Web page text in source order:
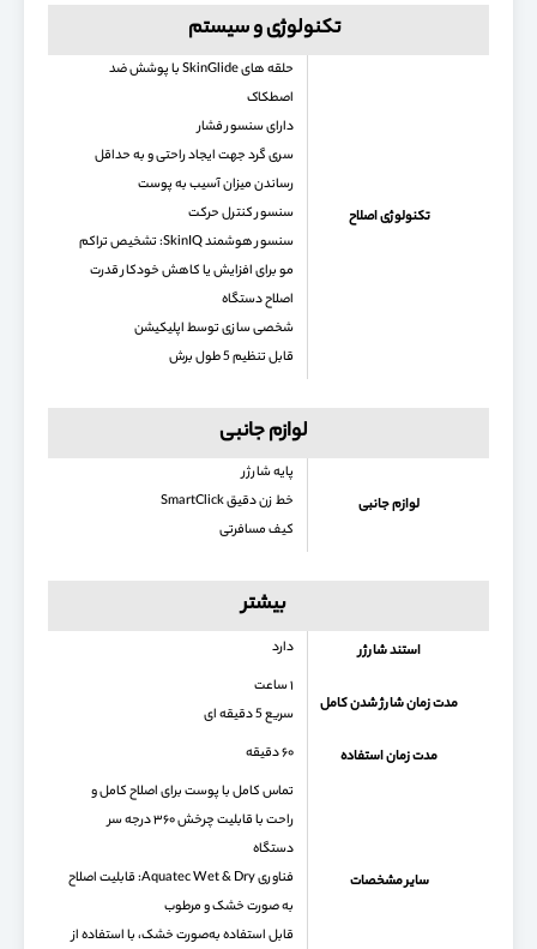
تکنولوژی و سیستم
تکنولوژی اصلاح
حلقه های SkinGlide با پوشش ضد
اصطکاک
دارای سنسور فشار
سری گرد جهت ایجاد راحتی و به حداقل
رساندن میزان آسیب به پوست
سنسور کنترل حرکت
سنسور هوشمند SkinIQ: تشخیص تراکم
مو برای افزایش یا کاهش خودکار قدرت
اصلاح دستگاه
شخصی سازی توسط اپلیکیشن
قابل تنظیم 5 طول برش
لوازم جانبی
لوازم جانبی
پایه شارژر
خط زن دقیق SmartClick
کیف مسافرتی
بیشتر
استند شارژر دارد
مدت زمان شارژ شدن کامل
۱ ساعت
سریع 5 دقیقه ای
مدت زمان استفاده
۶۰ دقیقه
سایر مشخصات
تماس کامل با پوست برای اصلاح کامل و
راحت با قابلیت چرخش ۳۶۰ درجه سر
دستگاه
فناوری Aquatec Wet & Dry: قابلیت اصلاح
به صورت خشک و مرطوب
قابل استفاده به‌صورت خشک، با استفاده از